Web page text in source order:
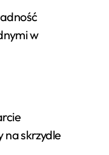
w
na skrzydle